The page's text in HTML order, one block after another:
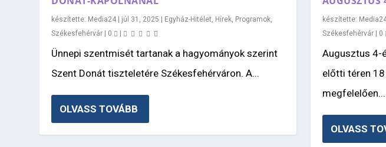
készítette: Media24 | júl 31, 2025 | Egyház-Hitélet Hírek Programok
Székesfehérvár | 0 |
Ünnepi szentmisét tartanak a hagyományok szerint
Szent Donát tiszteletére Székesfehérváron. A...
OLVASS TOVÁBB
készítette:
Székesfehérvár| 0
Augusztus 4-
előtti téren
megfelelően...
OLVASS